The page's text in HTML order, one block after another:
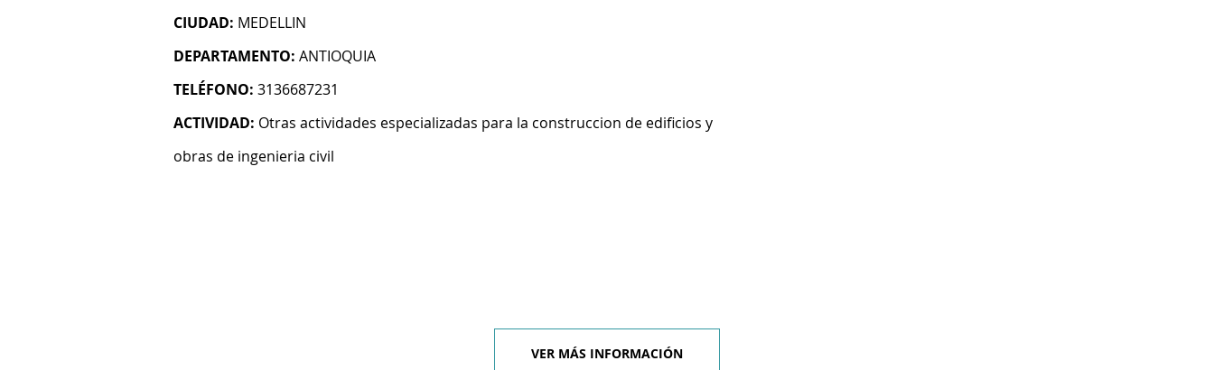
CIUDAD: MEDELLIN
DEPARTAMENTO: ANTIOQUIA
TELÉFONO: 3136687231
ACTIVIDAD: Otras actividades especializadas para la construccion de edificios y
obras de ingenieria civil
VER MÁS INFORMACIÓN